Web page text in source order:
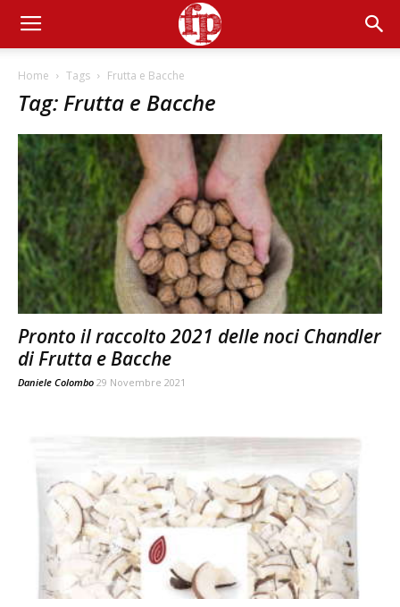
Home Tags Frutta e Bacche
Tag: Frutta e Bacche
Pronto il raccolto 2021 delle noci Chandler
di Frutta e Bacche
Daniele Colombo 29 Novembre 2021